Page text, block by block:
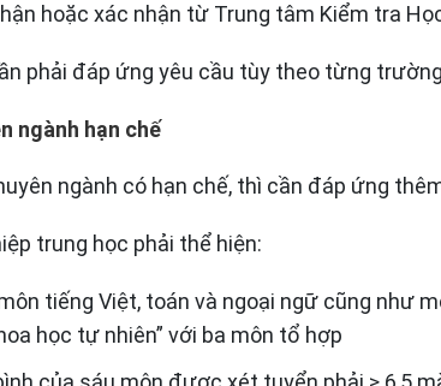
hoặc xác nhận từ Trung tâm Kiểm tra
phải đáp ứng yêu cầu tùy theo từng
ngành hạn chế
ngành có hạn chế, thì cần đáp ứng
trung học phải thể hiện:
tiếng Việt, toán và ngoại ngữ cũng như
học tự nhiên” với ba môn tổ hợp